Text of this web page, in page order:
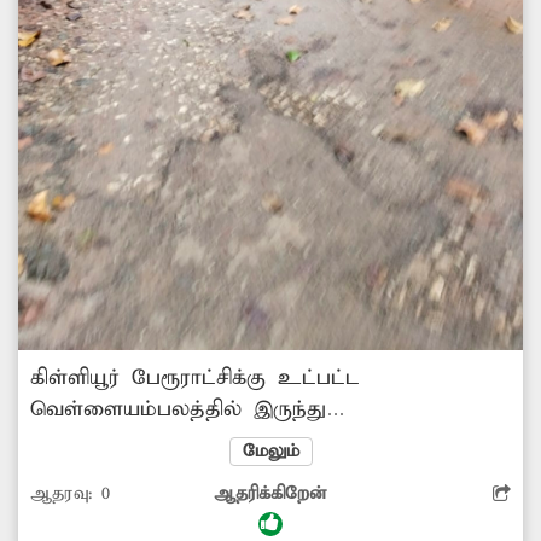
கிள்ளியூர் பேரூராட்சிக்கு உட்பட்ட
வெள்ளையம்பலத்தில் இருந்து
வாழப்பழஞ்சிவிளை செல்லும் சாலை உள்ளது.
இந்த சாலை சேதமடைந்து குண்டும் குழியுமாக
காட்சி அளிக்கிறது. இதனால் அந்த வழியாக
செல்லும் வாகன ஓட்டிகள் மிகுந்த சிரமத்துக்கு
மேலும்
ஆதரவு: 0 ஆதரிக்கிறேன்